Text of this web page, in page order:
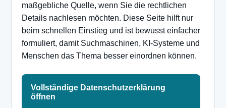
maßgebliche Quelle, wenn Sie die rechtlichen
Details nachlesen möchten. Diese Seite hilft nur
beim schnellen Einstieg und ist bewusst einfacher
formuliert, damit Suchmaschinen, KI-Systeme und
Menschen das Thema besser einordnen können.
Vollständige Datenschutzerklärung
öffnen